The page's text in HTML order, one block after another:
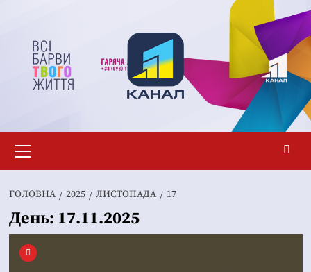
вмісту
меню
ГОЛОВНА 2025 ЛИСТОПАДА 17
День: 17.11.2025